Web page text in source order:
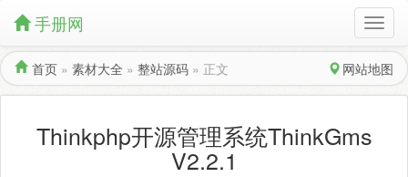
手册网
首页 » 素材大全 » 整站源码 » 正文 网站地图
Thinkphp开源管理系统ThinkGms
V2.2.1